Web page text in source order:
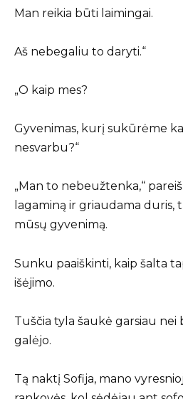
Man reikia būti laimingai.
Aš nebegaliu to daryti.“
„O kaip mes?
Gyvenimas, kurį sukūrėme
nesvarbu?“
„Man to nebeužtenka,“
lagaminą ir griaudama duris,
mūsų gyvenimą.
Sunku paaiškinti, kaip šalta
išėjimo.
Tuščia tyla šaukė garsiau nei
galėjo.
Tą naktį Sofija, mano